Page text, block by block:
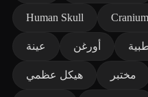
Human Skull Cranium
عينة أورغن
هيكل عظمي مختبر